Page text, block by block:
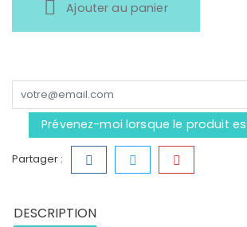
Ajouter au panier
Prévenez-moi lorsque le produit
Partager :
DESCRIPTION